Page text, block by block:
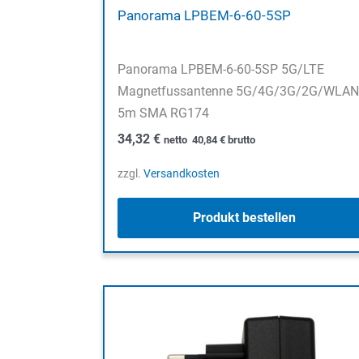
Panorama LPBEM-6-60-5SP
Panorama LPBEM-6-60-5SP 5G/LTE
Magnetfussantenne 5G/4G/3G/2G/WLAN
5m SMA RG174
34,32 € netto 40,84 €brutto
zzgl. Versandkosten
Produkt bestellen